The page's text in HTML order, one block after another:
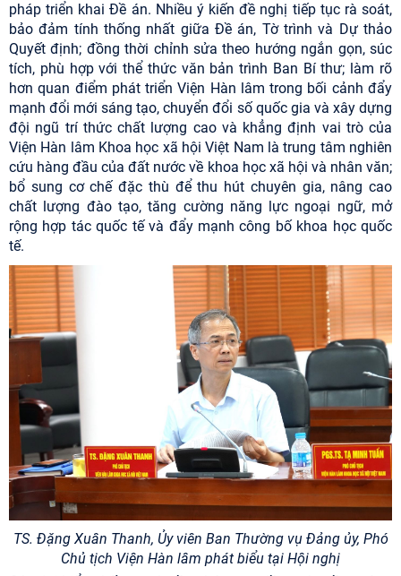
pháp triển khai Đề án. Nhiều ý kiến đề nghị tiếp tục rà soát,
bảo đảm tính thống nhất giữa Đề án, Tờ trình và Dự thảo
Quyết định; đồng thời chỉnh sửa theo hướng ngắn gọn, súc
tích, phù hợp với thể thức văn bản trình Ban Bí thư; làm rõ
hơn quan điểm phát triển Viện Hàn lâm trong bối cảnh đẩy
mạnh đổi mới sáng tạo, chuyển đổi số quốc gia và xây dựng
đội ngũ trí thức chất lượng cao và khẳng định vai trò của
Viện Hàn lâm Khoa học xã hội Việt Nam là trung tâm nghiên
cứu hàng đầu của đất nước về khoa học xã hội và nhân văn;
bổ sung cơ chế đặc thù để thu hút chuyên gia, nâng cao
chất lượng đào tạo, tăng cường năng lực ngoại ngữ, mở
rộng hợp tác quốc tế và đẩy mạnh công bố khoa học quốc
tế.
TS. Đặng Xuân Thanh, Ủy viên Ban Thường vụ Đảng ủy, Phó
Chủ tịch Viện Hàn lâm phát biểu tại Hội nghị